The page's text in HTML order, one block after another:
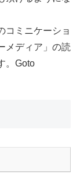
コミニケーショ
メディア」の読
。Goto